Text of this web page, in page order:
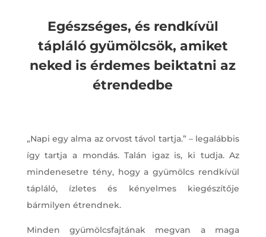
Egészséges, és rendkívül
tápláló gyümölcsök, amiket
neked is érdemes beiktatni az
étrendedbe
„Napi egy alma az orvost távol tartja.” – legalábbis
így tartja a mondás. Talán igaz is, ki tudja. Az
mindenesetre tény, hogy a gyümölcs rendkívül
tápláló, ízletes és kényelmes kiegészítője
bármilyen étrendnek.
Minden gyümölcsfajtának megvan a maga